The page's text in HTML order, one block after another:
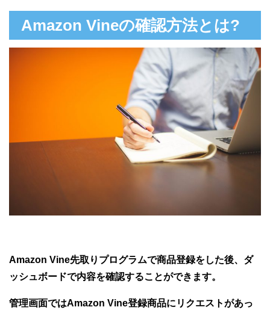
Amazon Vineの確認方法とは?
Amazon Vine先取りプログラムで商品登録をした後、ダ
ッシュボードで内容を確認することができます。
管理画面ではAmazon Vine登録商品にリクエストがあっ